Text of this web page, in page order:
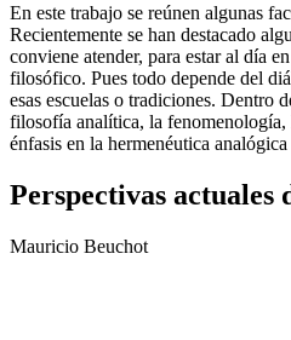
En este trabajo se reúnen algunas
Recientemente se han destacado
conviene atender, para estar al día
filosófico. Pues todo depende del
esas escuelas o tradiciones. Dentro
filosofía analítica, la fenomenología,
énfasis en la hermenéutica
Perspectivas actuales
Mauricio Beuchot